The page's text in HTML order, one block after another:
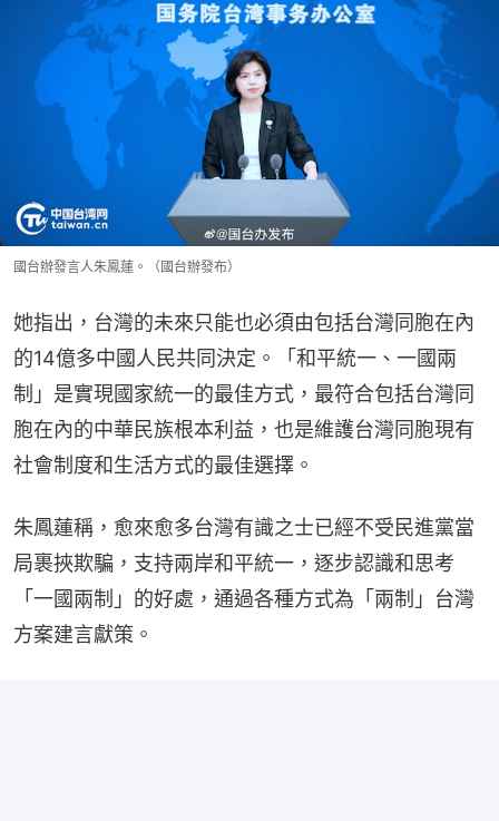
國台辦發言人朱鳳蓮。（國台辦發布）
她指出，台灣的未來只能也必須由包括台灣同胞在內
的14億多中國人民共同決定。「和平統一、一國兩
制」是實現國家統一的最佳方式，最符合包括台灣同
胞在內的中華民族根本利益，也是維護台灣同胞現有
社會制度和生活方式的最佳選擇。
朱鳳蓮稱，愈來愈多台灣有識之士已經不受民進黨當
局裹挾欺騙，支持兩岸和平統一，逐步認識和思考
「一國兩制」的好處，通過各種方式為「兩制」台灣
方案建言獻策。